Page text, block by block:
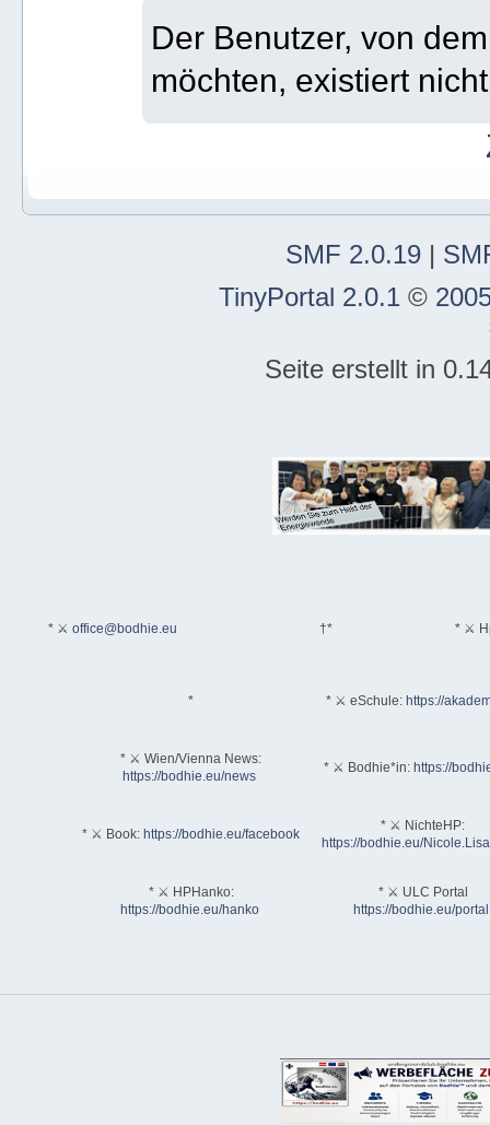
Der Benutzer, von
möchten, existiert
SMF 2.0.19|
TinyPortal 2.0.1©
Seite erstellt in
* ⚔ office@bodhie.eu †* * ⚔
* * ⚔ eSchule: https://
* ⚔ Wien/Vienna News:
https://bodhie.eu/news
* ⚔ Bodhie*in: https://
* ⚔ Book: https://bodhie.eu/facebook
* ⚔ NichteHP:
https://bodhie.eu/
* ⚔ HPHanko:
https://bodhie.eu/hanko
* ⚔ ULC Portal
https://bodhie.eu/portal